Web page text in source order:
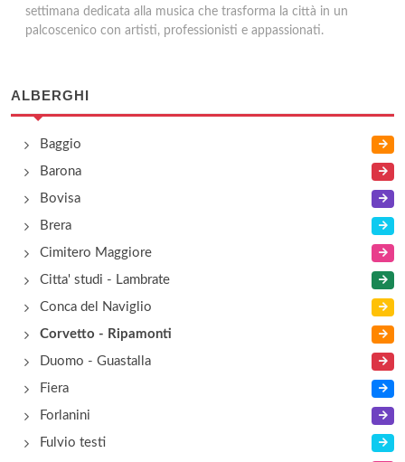
settimana dedicata alla musica che trasforma la città in un
palcoscenico con artisti, professionisti e appassionati.
ALBERGHI
Baggio
Barona
Bovisa
Brera
Cimitero Maggiore
Citta' studi - Lambrate
Conca del Naviglio
Corvetto - Ripamonti
Duomo - Guastalla
Fiera
Forlanini
Fulvio testi